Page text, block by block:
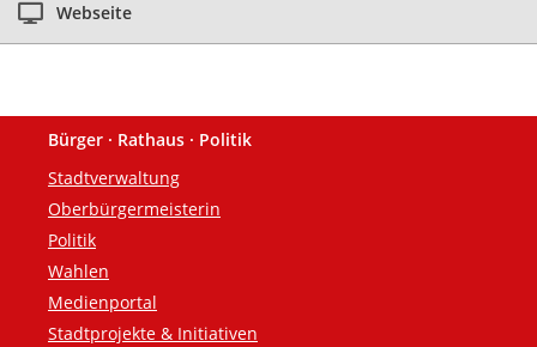
Webseite
Fußzeile
Bürger · Rathaus · Politik
Stadtverwaltung
Oberbürgermeisterin
Politik
Wahlen
Medienportal
Stadtprojekte & Initiativen